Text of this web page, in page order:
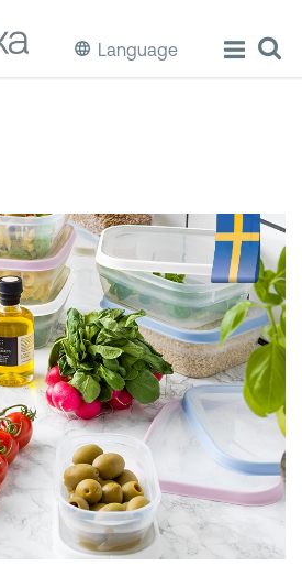
Language
mat